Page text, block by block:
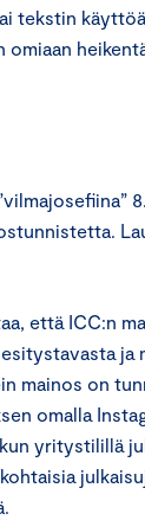
tekstin
että ICC:n
mainos on
omalla
yritystilillä